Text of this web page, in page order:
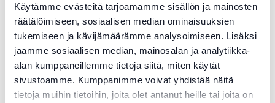
Käytämme evästeitä tarjoamamme sisällön ja mainosten
räätälöimiseen, sosiaalisen median ominaisuuksien
tukemiseen ja kävijämäärämme analysoimiseen. Lisäksi
jaamme sosiaalisen median, mainosalan ja analytiikka-
alan kumppaneillemme tietoja siitä, miten käytät
sivustoamme. Kumppanimme voivat yhdistää näitä
tietoja muihin tietoihin, joita olet antanut heille tai joita on
Lue lisää luontokohteesta Karkkuniemen tulipaikka
array(0) { }